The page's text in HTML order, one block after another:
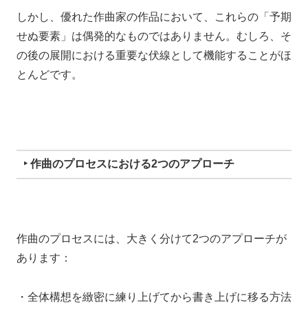
しかし、優れた作曲家の作品において、これらの「予期
せぬ要素」は偶発的なものではありません。むしろ、そ
の後の展開における重要な伏線として機能することがほ
とんどです。
‣ 作曲のプロセスにおける2つのアプローチ
作曲のプロセスには、大きく分けて2つのアプローチが
あります：
・全体構想を緻密に練り上げてから書き上げに移る方法